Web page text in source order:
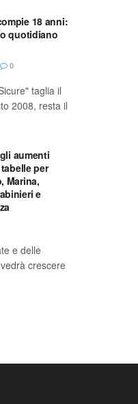
18 anni:
quotidiano
0
taglia il
2008, resta il
aumenti
per
Marina,
e
e delle
crescere